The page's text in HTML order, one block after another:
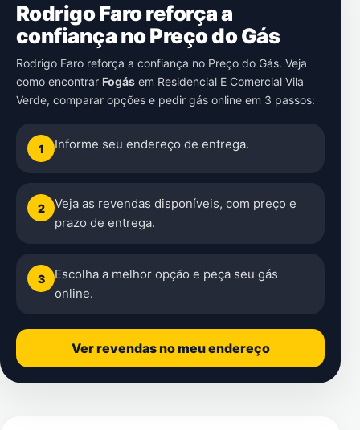
Rodrigo Faro reforça a
confiança no Preço do Gás
Rodrigo Faro reforça a confiança no Preço do Gás. Veja
como encontrar Fogás em Residencial E Comercial Vila
Verde, comparar opções e pedir gás online em 3 passos:
1 Informe seu endereço de entrega.
2
Veja as revendas disponíveis, com preço e
prazo de entrega.
3
Escolha a melhor opção e peça seu gás
online.
Ver revendas no meu endereço